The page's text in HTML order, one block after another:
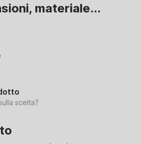
materiale...
scelta?